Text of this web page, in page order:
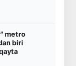
metro
biri